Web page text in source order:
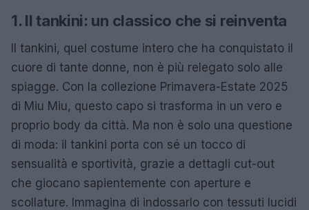
1. Il tankini: un classico che si reinventa
Il tankini, quel costume intero che ha conquistato il
cuore di tante donne, non è più relegato solo alle
spiagge. Con la collezione Primavera-Estate 2025
di Miu Miu, questo capo si trasforma in un vero e
proprio body da città. Ma non è solo una questione
di moda: il tankini porta con sé un tocco di
sensualità e sportività, grazie a dettagli cut-out
che giocano sapientemente con aperture e
scollature. Immagina di indossarlo con tessuti lucidi